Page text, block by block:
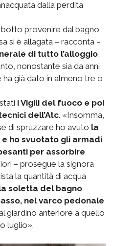
dalla perdita
provenire dal bagno
si è allagata – racconta –
di tutto l’alloggio
nonostante sia da anni
già dato in almeno tre o
i Vigili del fuoco e poi
dell’Atc. «Insomma,
di spruzzare ho avuto la
ho svuotato gli armadi
per assorbire
– prosegue la signora
la quantità di acqua
soletta del bagno
nel varco pedonale
giardino anteriore a quello
luglio».